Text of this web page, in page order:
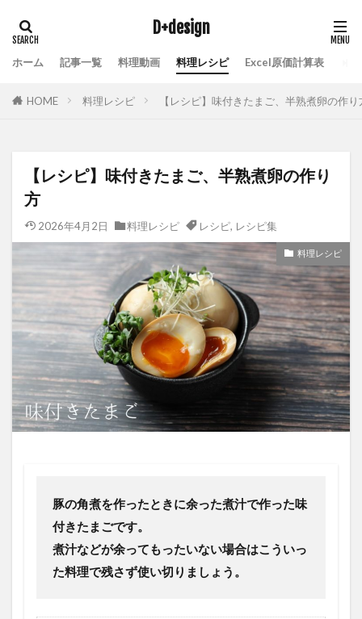
D+design
ホーム 記事一覧 料理動画 料理レシピ Excel原価計算表
HOME 料理レシピ 【レシピ】味付きたまご、半熟煮卵の作り
【レシピ】味付きたまご、半熟煮卵の作り
方
2026年4月2日 料理レシピ レシピ, レシピ集
料理レシピ
豚の角煮を作ったときに余った煮汁で作った味
付きたまごです。
煮汁などが余ってもったいない場合はこういっ
た料理で残さず使い切りましょう。